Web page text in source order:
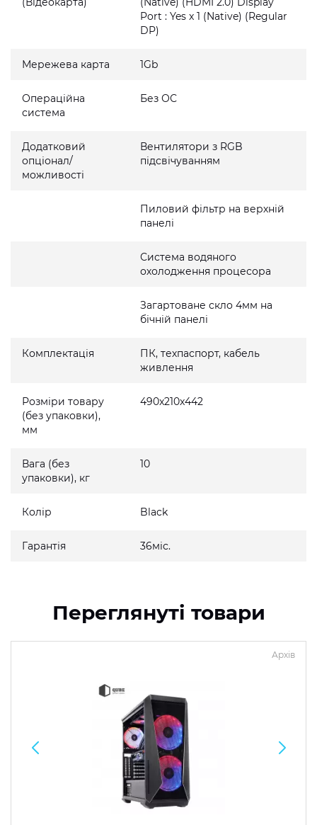
Port : Yes x 1 (Native) (Regular
DP)
Мережева карта 1Gb
Операційна
система
Без ОС
Додатковий
опціонал/
можливості
Вентилятори з RGB
підсвічуванням
Пиловий фільтр на верхній
панелі
Система водяного
охолодження процесора
Загартоване скло 4мм на
бічній панелі
Комплектація
ПК, техпаспорт, кабель
живлення
Розміри товару
(без упаковки),
мм
490x210x442
Вага (без
упаковки), кг
10
Колір Black
Гарантія 36міс.
Переглянуті товари
Архів